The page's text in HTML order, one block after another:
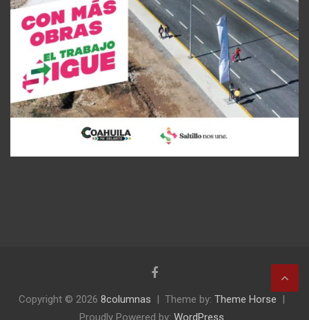
Copyright © 2026 8columnas Theme by: Theme Horse
Proudly Powered by: WordPress